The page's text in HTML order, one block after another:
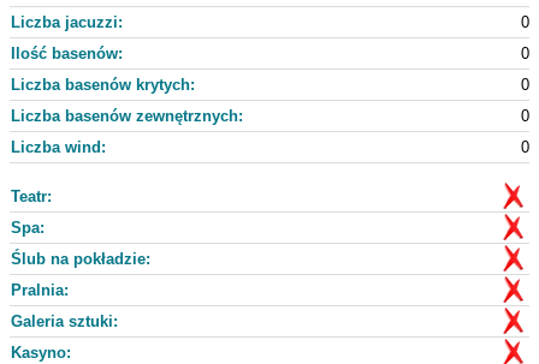
Liczba jacuzzi:
0
Ilość basenów:
0
Liczba basenów krytych:
0
Liczba basenów zewnętrznych:
0
Liczba wind:
0
Teatr:
Spa:
Ślub na pokładzie:
Pralnia:
Galeria sztuki:
Kasyno: